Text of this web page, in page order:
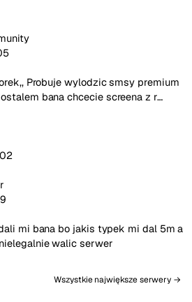
Probuje wylodzic smsy premium
bana chcecie screena z r…
mi bana bo jakis typek mi dal 5m a
walic serwer
Wszystkie największe serwery →